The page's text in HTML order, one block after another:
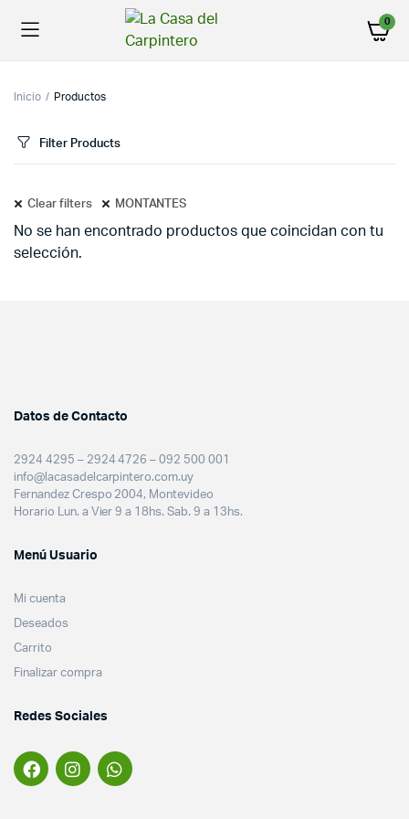
0
Inicio Productos
Filter Products
Clear filters MONTANTES
No se han encontrado productos que coincidan con tu
selección.
Datos de Contacto
2924 4295 – 2924 4726 – 092 500 001
info@lacasadelcarpintero.com.uy
Fernandez Crespo 2004, Montevideo
Horario Lun. a Vier 9 a 18hs. Sab. 9 a 13hs.
Menú Usuario
Mi cuenta
Deseados
Carrito
Finalizar compra
Redes Sociales